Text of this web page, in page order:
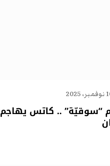
2025
“سوقيّة” .. كاتس يهاجم